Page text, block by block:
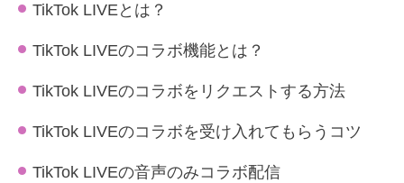
TikTok LIVEとは？
TikTok LIVEのコラボ機能とは？
TikTok LIVEのコラボをリクエストする方法
TikTok LIVEのコラボを受け入れてもらうコツ
TikTok LIVEの音声のみコラボ配信